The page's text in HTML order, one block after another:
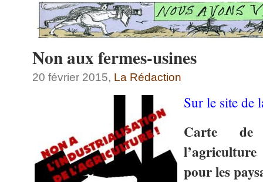
Non aux fermes-usines
20 février 2015, La Rédaction
Sur le site de
Carte de
pour les